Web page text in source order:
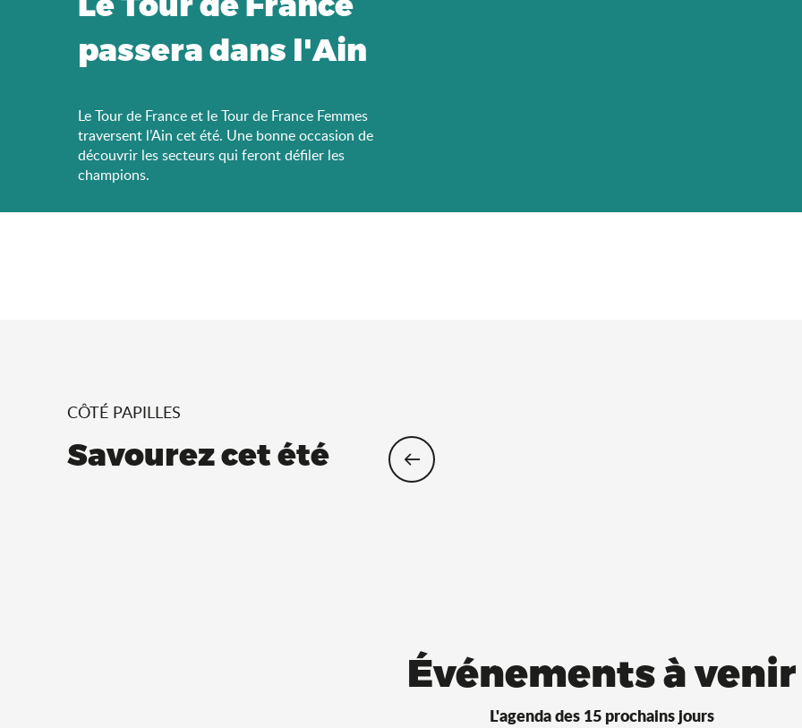
passera dans l'Ain
Le Tour de France et le Tour de France Femmes
traversent l’Ain cet été. Une bonne occasion de
découvrir les secteurs qui feront défiler les
champions.
CÔTÉ PAPILLES
Savourez cet été
Événements à venir
L'agenda des 15 prochains jours